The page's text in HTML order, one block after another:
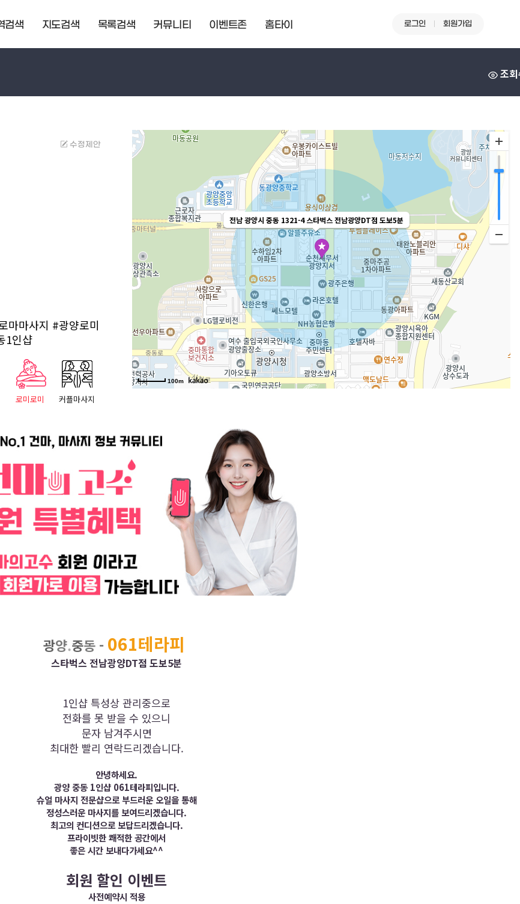
검색 지도검색 목록검색 커뮤니티 이벤트존 홈타이 로그인 회원가입
조
수정제안
마마사지 #광양로미
1인샵
로미로미 커플마사지
전남 광양시 중동 1321-4 스타벅스 전남광양DT점 도보5분
100m
광양.중동 - 061테라피
스타벅스 전남광양DT점 도보5분
1인샵 특성상 관리중으로
전화를 못 받을 수 있으니
문자 남겨주시면
최대한 빨리 연락드리겠습니다.
안녕하세요.
광양 중동 1인샵 061테라피입니다.
슈얼 마사지 전문샵으로 부드러운 오일을 통해
정성스러운 마사지를 보여드리겠습니다.
최고의 컨디션으로 보답드리겠습니다.
프라이빗한 쾌적한 공간에서
좋은 시간 보내다가세요^^
회원 할인 이벤트
사전예약시 적용